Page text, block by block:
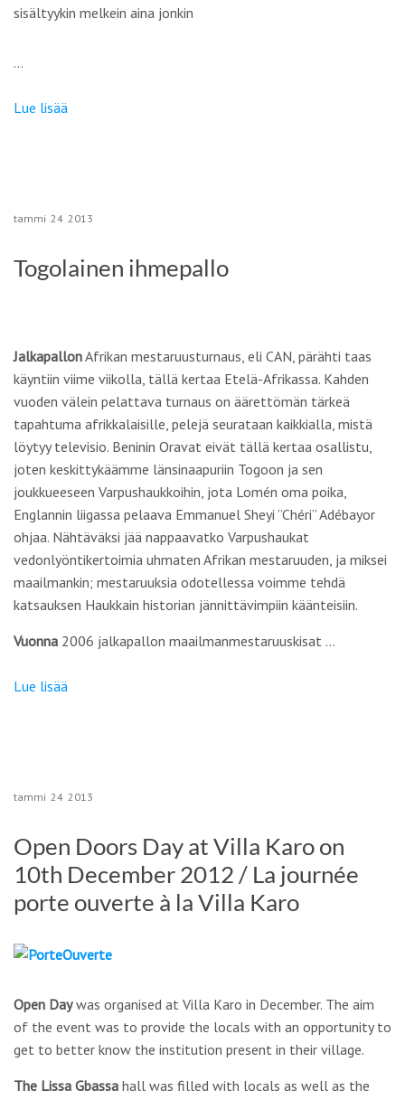
sisältyykin melkein aina jonkin
…
Lue lisää
tammi 24 2013
Togolainen ihmepallo
JalkapallonAfrikan mestaruusturnaus, eli CAN, pärähti taas
käyntiin viime viikolla, tällä kertaa Etelä-Afrikassa. Kahden
vuoden välein pelattava turnaus on äärettömän tärkeä
tapahtuma afrikkalaisille, pelejä seurataan kaikkialla, mistä
löytyy televisio. Beninin Oravat eivät tällä kertaa osallistu,
joten keskittykäämme länsinaapuriin Togoon ja sen
joukkueeseen Varpushaukkoihin, jota Lomén oma poika,
Englannin liigassa pelaava Emmanuel Sheyi ”Chéri” Adébayor
ohjaa. Nähtäväksi jää nappaavatko Varpushaukat
vedonlyöntikertoimia uhmaten Afrikan mestaruuden, ja miksei
maailmankin; mestaruuksia odotellessa voimme tehdä
katsauksen Haukkain historian jännittävimpiin käänteisiin.
Vuonna 2006 jalkapallon maailmanmestaruuskisat …
Lue lisää
tammi 24 2013
Open Doors Day at Villa Karo on
10th December 2012 / La journée
porte ouverte à la Villa Karo
Open Daywas organised at Villa Karo in December. The aim
of the event was to provide the locals with an opportunity to
get to better know the institution present in their village.
The Lissa Gbassa hall was filled with locals as well as the